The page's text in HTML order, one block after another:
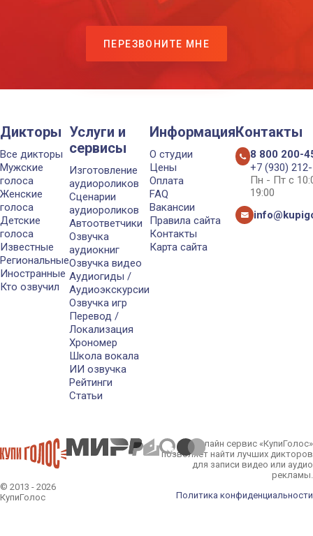
ПЕРЕЗВОНИТЕ МНЕ
Дикторы
Все дикторы
Мужские
голоса
Женские
голоса
Детские
голоса
Известные
Региональные
Иностранные
Кто озвучил
Услуги и
сервисы
Изготовление
аудиороликов
Сценарии
аудиороликов
Автоответчики
Озвучка
аудиокниг
Озвучка видео
Аудиогиды /
Аудиоэкскурсии
Озвучка игр
Перевод /
Локализация
Хрономер
Школа вокала
ИИ озвучка
Рейтинги
Статьи
Информация
О студии
Цены
Оплата
FAQ
Вакансии
Правила сайта
Контакты
Карта сайта
Контакты
8 800 200-
+7 (930)
Пн - Пт с
19:00
© 2013 - 2026
КупиГолос
Онлайн сервис «КупиГолос»
позволяет найти лучших дикторов
для записи видео или аудио
рекламы.
Политика конфиденциальности